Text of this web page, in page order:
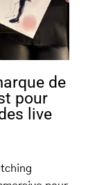
de
pour
live